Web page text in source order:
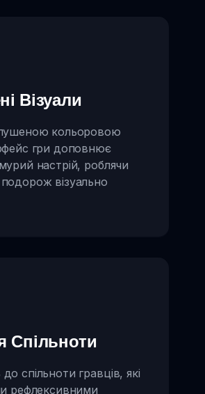
Візуали
кольоровою
гри доповнює
настрій, роблячи
візуально
Спільноти
спільноти гравців, які
рефлексивними